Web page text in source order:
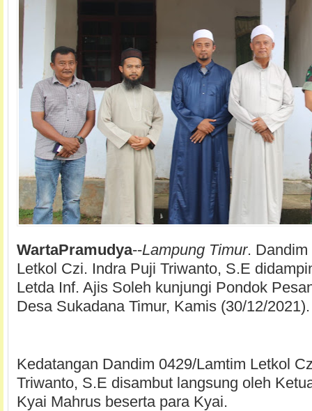
WartaPramudya--Lampung Timur. Dandim
Letkol Czi. Indra Puji Triwanto, S.E
Letda Inf. Ajis Soleh kunjungi Pondok
Desa Sukadana Timur, Kamis (30/12/2021).
Kedatangan Dandim 0429/Lamtim Letkol
Triwanto, S.E disambut langsung oleh
Kyai Mahrus beserta para Kyai.